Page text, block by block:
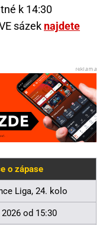
k 14:30
sázek najdete
o zápase
Liga, 24. kolo
2026 od 15:30